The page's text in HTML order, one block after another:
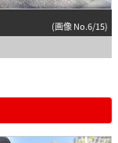
(画像 No.6/15)